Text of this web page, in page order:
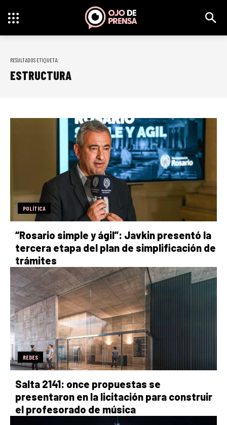
RESULTADOS ETIQUETA:
ESTRUCTURA
POLÍTICA
“Rosario simple y ágil”: Javkin presentó la
tercera etapa del plan de simplificación de
trámites
REDES
Salta 2141: once propuestas se
presentaron en la licitación para construir
el profesorado de música